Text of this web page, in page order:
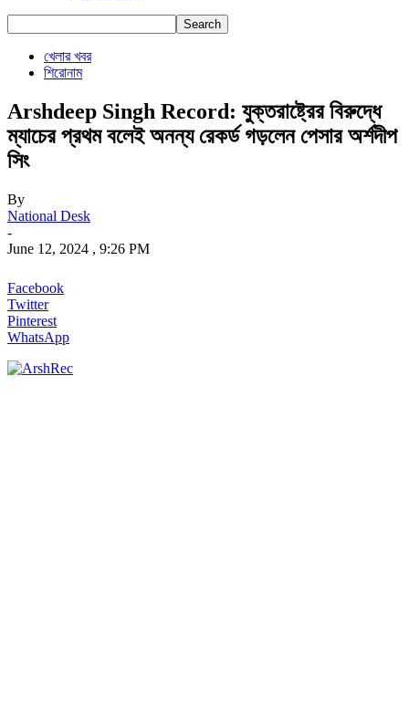
খেলার খবর
শিরোনাম
Arshdeep Singh Record: যুক্তরাষ্ট্রের বিরুদ্ধে
ম্যাচের প্রথম বলেই অনন্য রেকর্ড গড়লেন পেসার অর্শদীপ
সিং
By
National Desk
-
June 12, 2024 , 9:26 PM
Facebook
Twitter
Pinterest
WhatsApp